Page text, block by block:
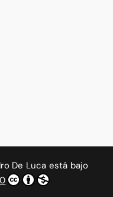
De Luca está bajo